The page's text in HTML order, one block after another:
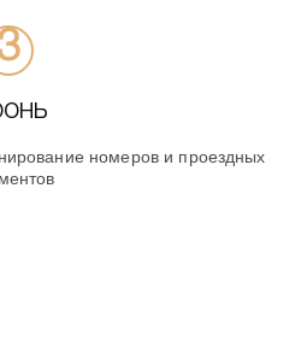
номеров и проездных